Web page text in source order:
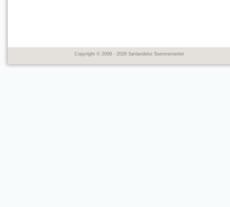
Copyright © 2008 - 2026 Sørlandske Sommernetter